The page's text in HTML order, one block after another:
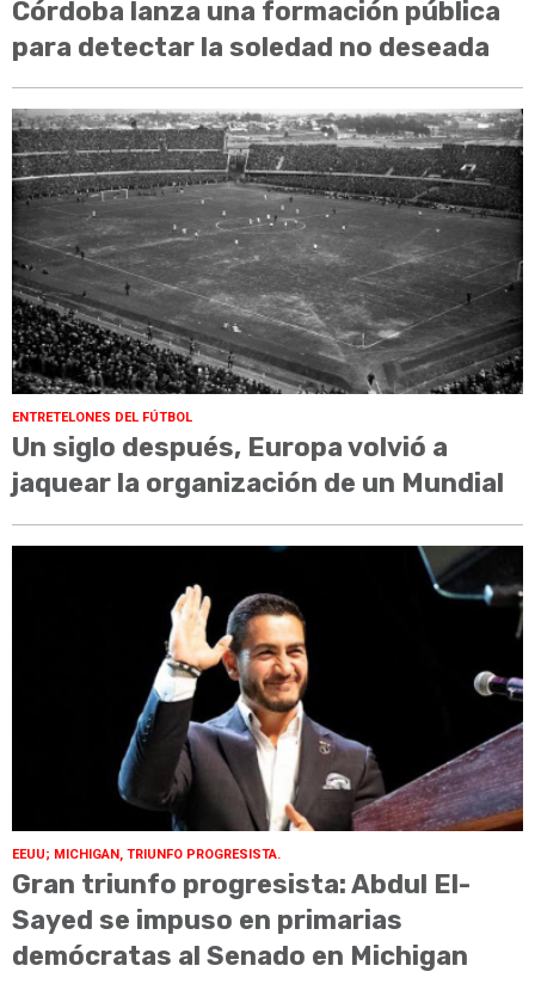
Córdoba lanza una formación pública
para detectar la soledad no deseada
ENTRETELONES DEL FÚTBOL
Un siglo después, Europa volvió a
jaquear la organización de un Mundial
EEUU; MICHIGAN, TRIUNFO PROGRESISTA.
Gran triunfo progresista: Abdul El-
Sayed se impuso en primarias
demócratas al Senado en Michigan